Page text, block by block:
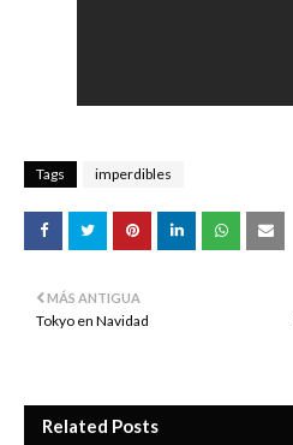
Tags imperdibles
MÁS ANTIGUA
Tokyo en Navidad
Related Posts